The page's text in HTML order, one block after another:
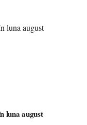
luna august